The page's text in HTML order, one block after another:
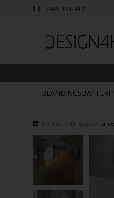
MADE IN ITALY
BLANDINGSBATTERI
Forside Håndvask